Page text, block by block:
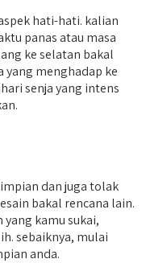
hati-hati. kalian
panas atau masa
ke selatan bakal
yang menghadap ke
senja yang intens
dan juga tolak
bakal rencana lain.
kamu sukai,
sebaiknya, mulai
anda.